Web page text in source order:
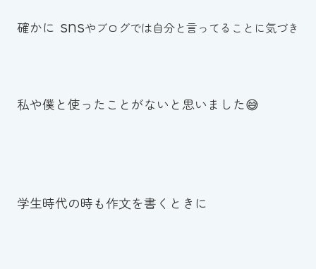
確かに snsやブログでは自分と言ってることに気づき
私や僕と使ったことがないと思いました😅
学生時代の時も作文を書くときに